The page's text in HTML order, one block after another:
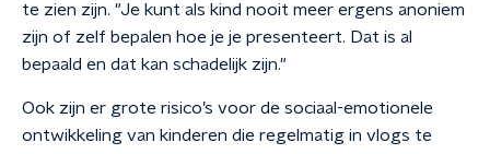
te zien zijn. "Je kunt als kind nooit meer ergens anoniem
zijn of zelf bepalen hoe je je presenteert. Dat is al
bepaald en dat kan schadelijk zijn."
Ook zijn er grote risico’s voor de sociaal-emotionele
ontwikkeling van kinderen die regelmatig in vlogs te